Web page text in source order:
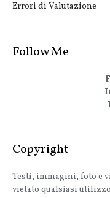
Errori di Valutazione
Follow Me
Copyright
Testi, immagini, foto e
vietato qualsiasi